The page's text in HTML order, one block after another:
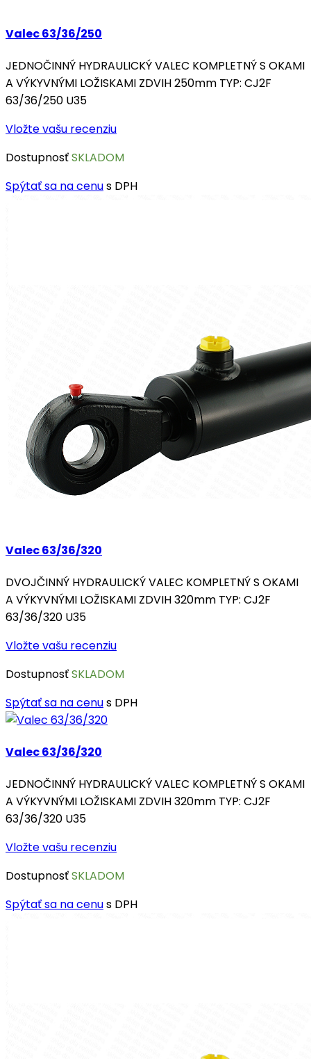
Valec 63/36/250
JEDNOČINNÝ HYDRAULICKÝ VALEC KOMPLETNÝ S OKAMI
A VÝKYVNÝMI LOŽISKAMI ZDVIH 250mm TYP: CJ2F
63/36/250 U35
Vložte vašu recenziu
DostupnosťSKLADOM
Spýtať sa na cenus DPH
Valec 63/36/320
DVOJČINNÝ HYDRAULICKÝ VALEC KOMPLETNÝ S OKAMI
A VÝKYVNÝMI LOŽISKAMI ZDVIH 320mm TYP: CJ2F
63/36/320 U35
Vložte vašu recenziu
DostupnosťSKLADOM
Spýtať sa na cenus DPH
Valec 63/36/320
JEDNOČINNÝ HYDRAULICKÝ VALEC KOMPLETNÝ S OKAMI
A VÝKYVNÝMI LOŽISKAMI ZDVIH 320mm TYP: CJ2F
63/36/320 U35
Vložte vašu recenziu
DostupnosťSKLADOM
Spýtať sa na cenus DPH